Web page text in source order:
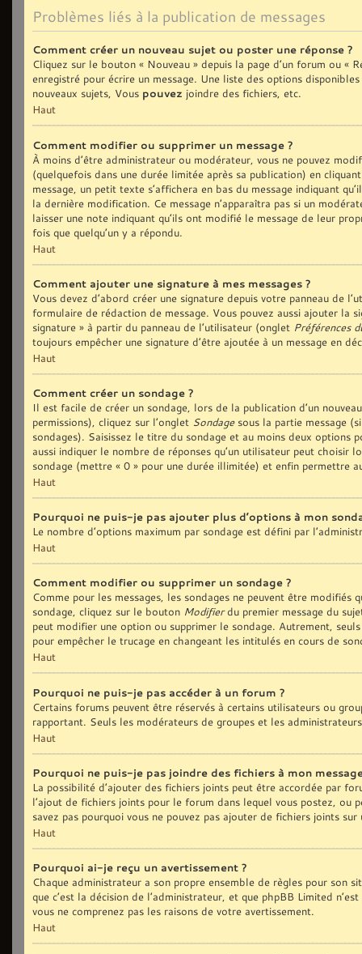
Problèmes liés à la publication de messages
Comment créer un nouveau sujet ou poster une réponse ?
Cliquez sur le bouton « Nouveau » depuis la page d’un forum ou «
enregistré pour écrire un message. Une liste des options
nouveaux sujets, Vous pouvez joindre des fichiers, etc.
Haut
Comment modifier ou supprimer un message ?
À moins d’être administrateur ou modérateur, vous ne pouvez
(quelquefois dans une durée limitée après sa publication) en
message, un petit texte s’affichera en bas du message indiquant
la dernière modification. Ce message n’apparaîtra pas si un
laisser une note indiquant qu’ils ont modifié le message de leur
fois que quelqu’un y a répondu.
Haut
Comment ajouter une signature à mes messages ?
Vous devez d’abord créer une signature depuis votre panneau de
formulaire de rédaction de message. Vous pouvez aussi ajouter la
signature » à partir du panneau de l’utilisateur (onglet Préférences
toujours empêcher une signature d’être ajoutée à un message en
Haut
Comment créer un sondage ?
Il est facile de créer un sondage, lors de la publication d’un
permissions), cliquez sur l’onglet Sondagesous la partie message
sondages). Saisissez le titre du sondage et au moins deux options
aussi indiquer le nombre de réponses qu’un utilisateur peut
sondage (mettre « 0 » pour une durée illimitée) et enfin permettre
Haut
Pourquoi ne puis-je pas ajouter plus d’options à mon
Le nombre d’options maximum par sondage est défini par
Haut
Comment modifier ou supprimer un sondage ?
Comme pour les messages, les sondages ne peuvent être
sondage, cliquez sur le bouton Modifierdu premier message du
peut modifier une option ou supprimer le sondage. Autrement,
pour empêcher le trucage en changeant les intitulés en cours de
Haut
Pourquoi ne puis-je pas accéder à un forum ?
Certains forums peuvent être réservés à certains utilisateurs ou
rapportant. Seuls les modérateurs de groupes et les
Haut
Pourquoi ne puis-je pas joindre des fichiers à mon
La possibilité d’ajouter des fichiers joints peut être accordée par
l’ajout de fichiers joints pour le forum dans lequel vous postez, ou
savez pas pourquoi vous ne pouvez pas ajouter de fichiers joints
Haut
Pourquoi ai-je reçu un avertissement ?
Chaque administrateur a son propre ensemble de règles pour son
que c’est la décision de l’administrateur, et que phpBB Limited
vous ne comprenez pas les raisons de votre avertissement.
Haut